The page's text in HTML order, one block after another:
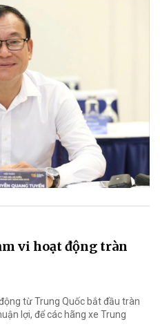
vi hoạt động tràn
từ Trung Quốc bắt đầu tràn
lợi, để các hãng xe Trung